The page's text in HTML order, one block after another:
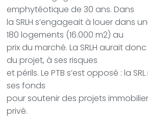
emphytéotique de 30 ans. Dans
la SRLH s’engageait à louer dans
180 logements (16.000 m2) au
prix du marché. La SRLH aurait
du projet, à ses risques
et périls. Le PTB s’est opposé : la
ses fonds
pour soutenir des projets
privé.